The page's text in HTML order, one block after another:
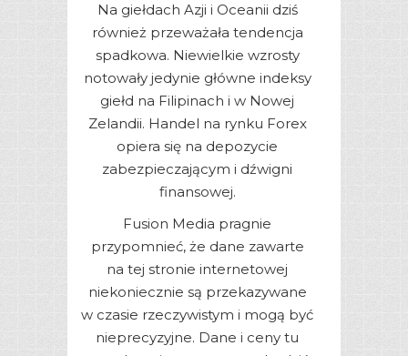
Na giełdach Azji i Oceanii dziś
również przeważała tendencja
spadkowa. Niewielkie wzrosty
notowały jedynie główne indeksy
giełd na Filipinach i w Nowej
Zelandii. Handel na rynku Forex
opiera się na depozycie
zabezpieczającym i dźwigni
finansowej.
Fusion Media pragnie
przypomnieć, że dane zawarte
na tej stronie internetowej
niekoniecznie są przekazywane
w czasie rzeczywistym i mogą być
nieprecyzyjne. Dane i ceny tu